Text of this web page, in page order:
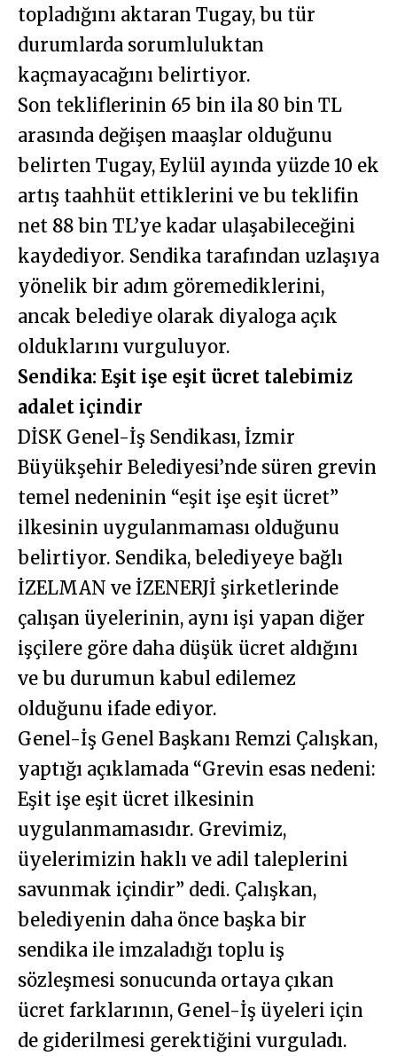
topladığını aktaran Tugay, bu tür
durumlarda sorumluluktan
kaçmayacağını belirtiyor.
Son tekliflerinin 65 bin ila 80 bin TL
arasında değişen maaşlar olduğunu
belirten Tugay, Eylül ayında yüzde 10 ek
artış taahhüt ettiklerini ve bu teklifin
net 88 bin TL’ye kadar ulaşabileceğini
kaydediyor. Sendika tarafından uzlaşıya
yönelik bir adım göremediklerini,
ancak belediye olarak diyaloga açık
olduklarını vurguluyor.
Sendika: Eşit işe eşit ücret talebimiz
adalet içindir
DİSK Genel-İş Sendikası, İzmir
Büyükşehir Belediyesi’nde süren grevin
temel nedeninin “eşit işe eşit ücret”
ilkesinin uygulanmaması olduğunu
belirtiyor. Sendika, belediyeye bağlı
İZELMAN ve İZENERJİ şirketlerinde
çalışan üyelerinin, aynı işi yapan diğer
işçilere göre daha düşük ücret aldığını
ve bu durumun kabul edilemez
olduğunu ifade ediyor.
Genel-İş Genel Başkanı Remzi Çalışkan,
yaptığı açıklamada “Grevin esas nedeni:
Eşit işe eşit ücret ilkesinin
uygulanmamasıdır. Grevimiz,
üyelerimizin haklı ve adil taleplerini
savunmak içindir” dedi. Çalışkan,
belediyenin daha önce başka bir
sendika ile imzaladığı toplu iş
sözleşmesi sonucunda ortaya çıkan
ücret farklarının, Genel-İş üyeleri için
de giderilmesi gerektiğini vurguladı.